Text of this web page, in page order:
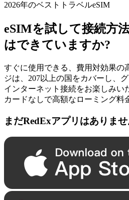
2026年のベストトラベルeSIM
eSIMを試して接続方
はできていますか?
すぐに使用できる、費用対効果の
ジは、207以上の国をカバーし、
インターネット接続をお楽しみい
カードなしで高額なローミング料
まだRedExアプリはありま